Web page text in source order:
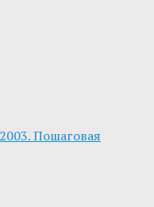
Пошаговая